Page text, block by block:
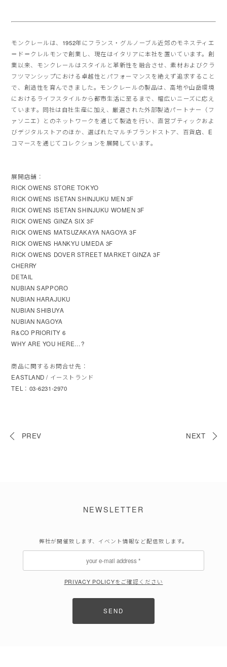
モンクレールは、1952年にフランス・ グルノーブル近郊のモネスティエ
＝ド＝クレルモンで創業し、 現在はイタリアに本社を置いています。創
業以来、 モンクレールはスタイルと革新性を融合させ、素材およびクラ
フツマンシップにおける卓越性とパフォーマンスを絶えず追求すること
で、創造性を育んできました。 モンクレールの製品は、 高地や山岳環境
におけるライフスタイルから都市生活に至るまで、 幅広いニーズに応え
ています。同社は自社生産に加え、 厳選された外部製造パートナー（フ
ァソニエ）
とのネットワークを通じて製造を行い、 直営ブティックおよ
びデジタルストアのほか、選ばれたマルチブランドストア、百貨店、 E
コマースを通じてコレクションを展開しています。
展開店舗：
RICK OWENS STORE TOKYO
RICK OWENS ISETAN SHINJUKU MEN 3F
RICK OWENS ISETAN SHINJUKU WOMEN 3F
RICK OWENS GINZA SIX 3F
RICK OWENS MATSUZAKAYA NAGOYA 3F
RICK OWENS HANKYU UMEDA 3F
RICK OWENS DOVER STREET MARKET GINZA 3F
CHERRY
DETAIL
NUBIAN SAPPORO
NUBIAN HARAJUKU
NUBIAN SHIBUYA
NUBIAN NAGOYA
R&CO PRIORITY 6
WHY ARE YOU HERE…?
商品に関するお問合せ先：
EASTLAND / イーストランド
TEL：03-6231-2970
PREV NEXT
NEWSLETTER
弊社が開催致します、イベント情報など配信致します。
PRIVACY POLICYをご確認ください
SEND